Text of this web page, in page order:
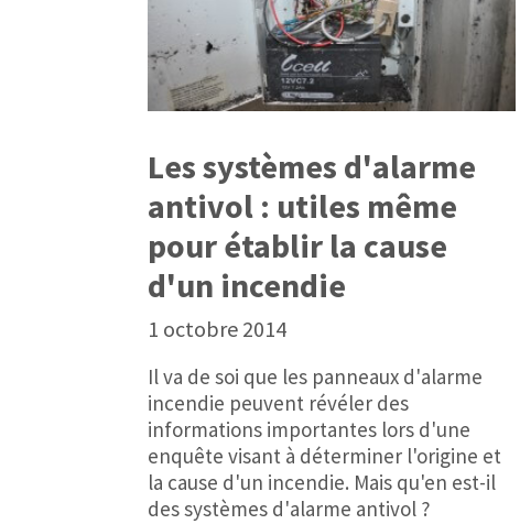
Les systèmes d'alarme
antivol : utiles même
pour établir la cause
d'un incendie
1 octobre 2014
Il va de soi que les panneaux d'alarme
incendie peuvent révéler des
informations importantes lors d'une
enquête visant à déterminer l'origine et
la cause d'un incendie. Mais qu'en est-il
des systèmes d'alarme antivol ?